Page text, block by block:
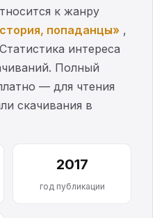
к жанру
попаданцы» ,
интереса
Полный
— для чтения
скачивания в
2017
год публикации